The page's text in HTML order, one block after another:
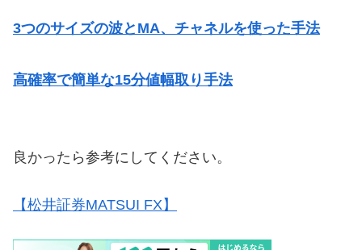
3つのサイズの波とMA、チャネルを使った手法
高確率で簡単な15分値幅取り手法
良かったら参考にしてください。
【松井証券MATSUI FX】